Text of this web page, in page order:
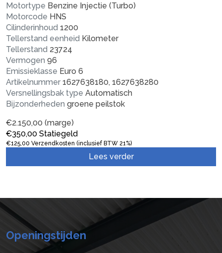
Motortype Benzine Injectie (Turbo)
Motorcode HNS
Cilinderinhoud 1200
Tellerstand eenheid Kilometer
Tellerstand 23724
Vermogen 96
Emissieklasse Euro 6
Artikelnummer 1627638180, 1627638280
Versnellingsbak type Automatisch
Bijzonderheden groene peilstok
€2.150,00 (marge)
€350,00 Statiegeld
€125,00 Verzendkosten (inclusief BTW 21%)
Lees verder
Openingstijden